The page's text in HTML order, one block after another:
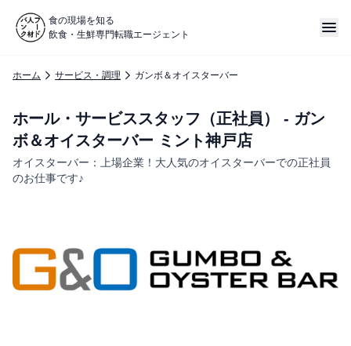
食の現場を知る
飲食・生鮮専門転職エージェント
ホーム サービス・調理 ガンボ＆オイスターバー
ホール・サービススタッフ（正社員） - ガン
ボ＆オイスターバー ミント神戸店
オイスターバー：上場企業！大人気のオイスターバーでの正社員
のお仕事です♪